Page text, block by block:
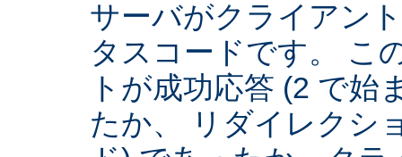
サーバがクライアン
タスコードです。 こ
トが成功応答 (2 で始
たか、 リダイレクシ